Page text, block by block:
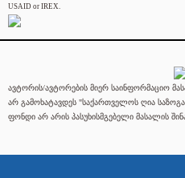
USAID or IREX.
ავტორის/ავტორების მიერ საინფორმაციო
არ გამოხატავდეს "საქართველოს ღია
ფონდი არ არის პასუხისმგებელი მასალის